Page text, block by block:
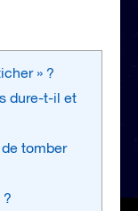
» ?
dure-t-il et
tomber
?